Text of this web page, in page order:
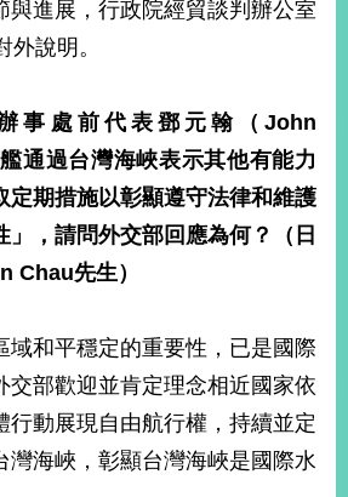
與進展，行政院經貿談判辦公室
外說明。
事處前代表鄧元翰（ John
通過台灣海峽表示其他有能力
定期措施以彰顯遵守法律和維護
」，請問外交部回應為何？（日
Chau先生）
域和平穩定的重要性，已是國際
交部歡迎並肯定理念相近國家依
行動展現自由航行權，持續並定
灣海峽，彰顯台灣海峽是國際水